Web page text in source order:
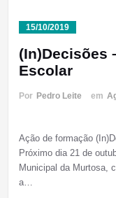
15/10/2019
(In)Decisões
Escolar
Por Pedro Leite em
Ação de formação
Próximo dia 21 de
Municipal da Murtosa,
a…